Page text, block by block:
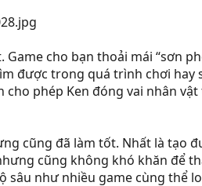
cho bạn thoải mái “sơn
được trong quá trình chơi hay
phép Ken đóng vai nhân
cũng đã làm tốt. Nhất là tạo
cũng không khó khăn để
sâu như nhiều game cùng thể